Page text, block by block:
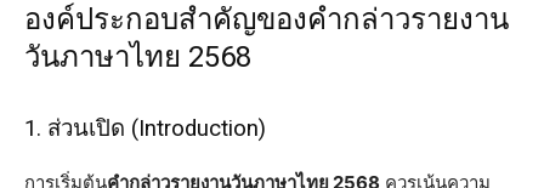
องค์ประกอบสำคัญของคำกล่าวรายงาน
วันภาษาไทย 2568
1. ส่วนเปิด (Introduction)
การเริ่มต้นคำกล่าวรายงานวันภาษาไทย 2568 ควรเน้นความ